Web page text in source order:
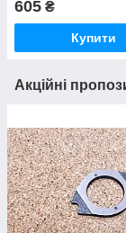
605 ₴
Купити
Акційні